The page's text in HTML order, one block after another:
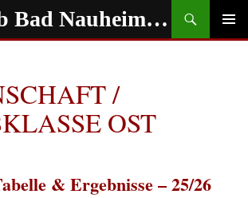
Schachclub Bad Nauheim e.V.
/
OST
& Ergebnisse – 25/26